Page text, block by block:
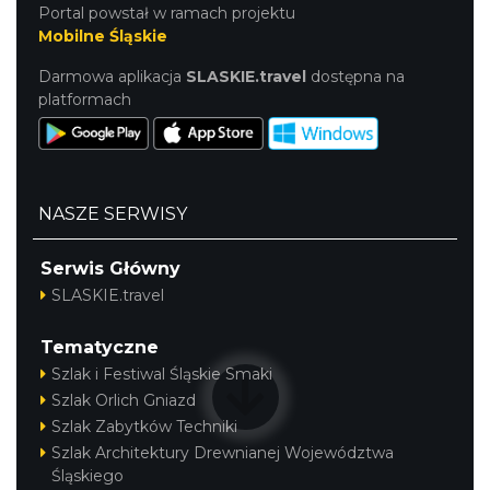
6.71 km
Wystawa prof. Włodzimierza
Kwiatkowskiego w Tichauer Art Gallery
Tychy
Portal powstał w ramach projektu
Mobilne Śląskie
Darmowa aplikacja SLASKIE.travel dostępna na
platformach
NASZE SERWISY
Serwis Główny
SLASKIE.travel
Tematyczne
Szlak i Festiwal Śląskie Smaki
Szlak Orlich Gniazd
Szlak Zabytków Techniki
Szlak Architektury Drewnianej Województwa
Śląskiego